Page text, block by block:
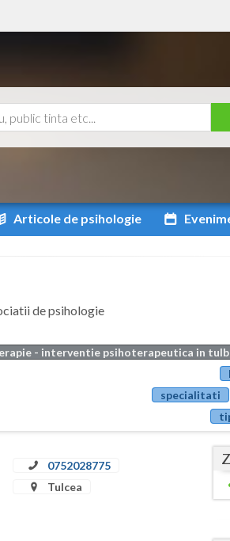
Articole de psihologie
de psihologie
- interventie psihoterapeutica in
specialitati
0752028775
Tulcea